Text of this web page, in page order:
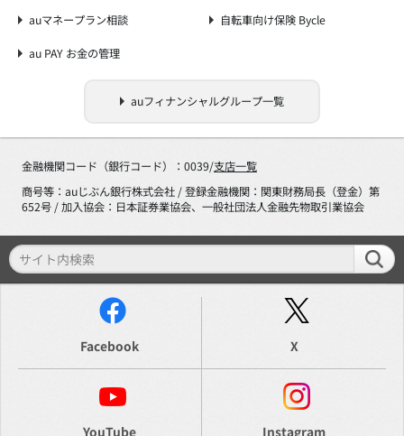
auマネープラン相談 自転車向け保険 Bycle
au PAY お金の管理
auフィナンシャルグループ一覧
金融機関コード（銀行コード）：0039/支店一覧
商号等：auじぶん銀行株式会社 / 登録金融機関：関東財務局長（登金）第
652号 / 加入協会：日本証券業協会、一般社団法人金融先物取引業協会
Facebook X
YouTube Instagram